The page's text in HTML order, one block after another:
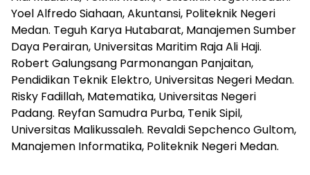
Yoel Alfredo Siahaan, Akuntansi, Politeknik Negeri
Medan. Teguh Karya Hutabarat, Manajemen Sumber
Daya Perairan, Universitas Maritim Raja Ali Haji.
Robert Galungsang Parmonangan Panjaitan,
Pendidikan Teknik Elektro, Universitas Negeri Medan.
Risky Fadillah, Matematika, Universitas Negeri
Padang. Reyfan Samudra Purba, Tenik Sipil,
Universitas Malikussaleh. Revaldi Sepchenco Gultom,
Manajemen Informatika, Politeknik Negeri Medan.